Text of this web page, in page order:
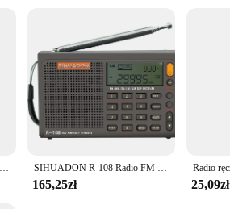
Bezprzewodowa latarka głośnik LED na Bluetooth FM AM SW Radio Radio awaryjne ładowanie słoneczne pełne pasmo wysoka czułość SIHUADON R-108 Radio FM Stereo Cyfrowe przenośne radio AM SW Air Radio Odbiornik Funkcja alarmu Wyświetlacz Zegar Głośnik temperatury
165,25zł 25,09zł